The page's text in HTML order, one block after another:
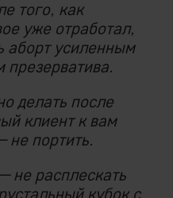
того, как
уже отработал,
аборт усиленным
делать после
клиент к вам
не портить.
расплескать
кубок с